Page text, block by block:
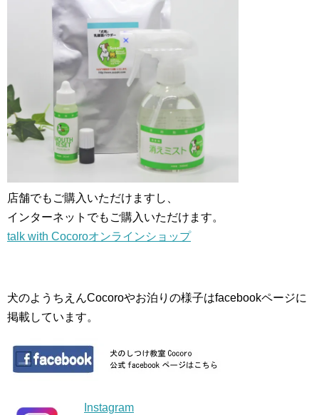
店舗でもご購入いただけますし、
インターネットでもご購入いただけます。
talk with Cocoroオンラインショップ
犬のようちえんCocoroやお泊りの様子はfacebookページに
掲載しています。
Instagram